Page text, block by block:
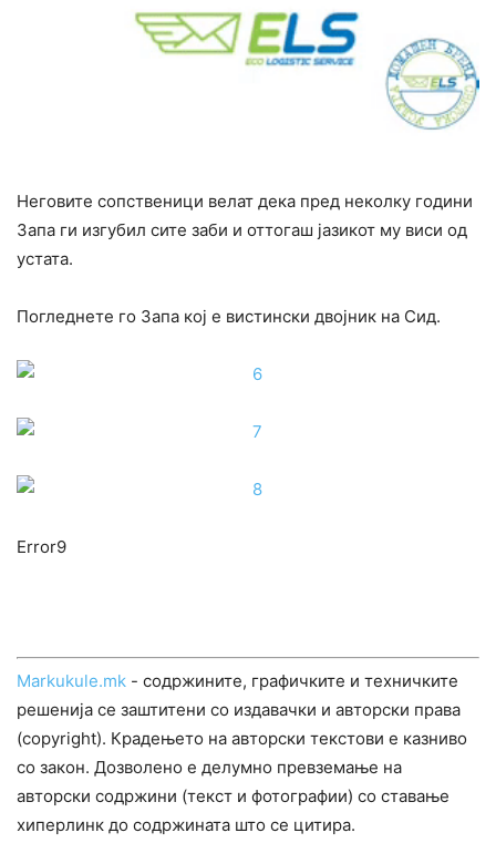
Неговите сопственици велат дека пред неколку години
Запа ги изгубил сите заби и оттогаш јазикот му виси од
устата.
Погледнете го Запа кој е вистински двојник на Сид.
Error9
Markukule.mk - содржините, графичките и техничките
решенија се заштитени со издавачки и авторски права
(copyright). Крадењето на авторски текстови е казниво
со закон. Дозволено е делумно превземање на
авторски содржини (текст и фотографии) со ставање
хиперлинк до содржината што се цитира.